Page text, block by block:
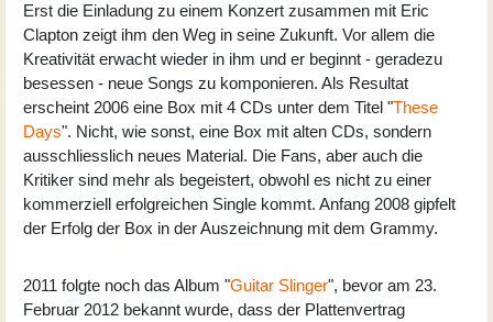
Erst die Einladung zu einem Konzert zusammen mit Eric
Clapton zeigt ihm den Weg in seine Zukunft. Vor allem die
Kreativität erwacht wieder in ihm und er beginnt - geradezu
besessen - neue Songs zu komponieren. Als Resultat
erscheint 2006 eine Box mit 4 CDs unter dem Titel "These
Days". Nicht, wie sonst, eine Box mit alten CDs, sondern
ausschliesslich neues Material. Die Fans, aber auch die
Kritiker sind mehr als begeistert, obwohl es nicht zu einer
kommerziell erfolgreichen Single kommt. Anfang 2008 gipfelt
der Erfolg der Box in der Auszeichnung mit dem Grammy.
2011 folgte noch das Album "Guitar Slinger", bevor am 23.
Februar 2012 bekannt wurde, dass der Plattenvertrag